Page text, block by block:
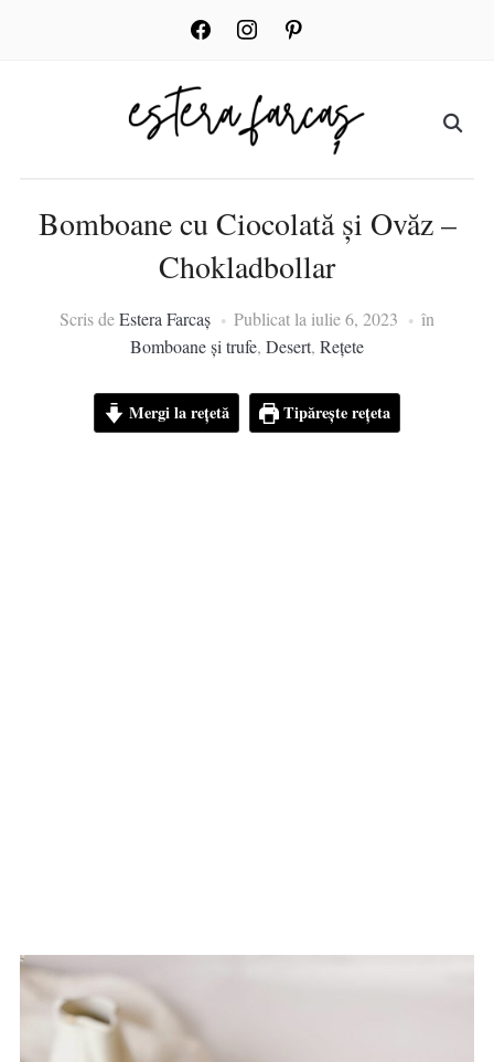
facebook instagrampinterest
Bomboane cu Ciocolată și Ovăz –
Chokladbollar
Scris deEstera Farcaș Publicat la iulie 6, 2023
în
Bomboane și trufe, Desert, Rețete
Mergi la rețetă Tipărește rețeta